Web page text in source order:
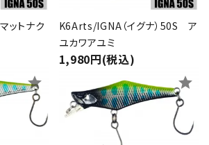
ットナク
K6Arts/IGNA（イグナ）50S ア
ユカワアユミ
1,980円(税込)
star star